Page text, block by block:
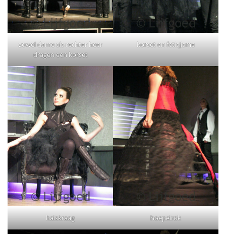
zowel dame als rechter heer
dragen een korset
korset en fetisjisme
halskraag hoepelrok